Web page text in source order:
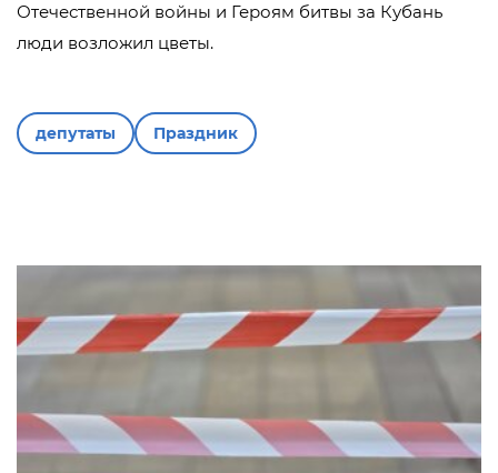
Отечественной войны и Героям битвы за Кубань
люди возложил цветы.
депутаты Праздник